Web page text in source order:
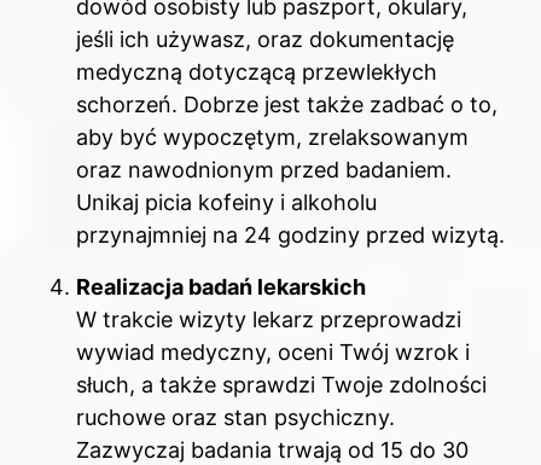
dowód osobisty lub paszport, okulary,
jeśli ich używasz, oraz dokumentację
medyczną dotyczącą przewlekłych
schorzeń. Dobrze jest także zadbać o to,
aby być wypoczętym, zrelaksowanym
oraz nawodnionym przed badaniem.
Unikaj picia kofeiny i alkoholu
przynajmniej na 24 godziny przed wizytą.
Realizacja badań lekarskich
W trakcie wizyty lekarz przeprowadzi
wywiad medyczny, oceni Twój wzrok i
słuch, a także sprawdzi Twoje zdolności
ruchowe oraz stan psychiczny.
Zazwyczaj badania trwają od 15 do 30